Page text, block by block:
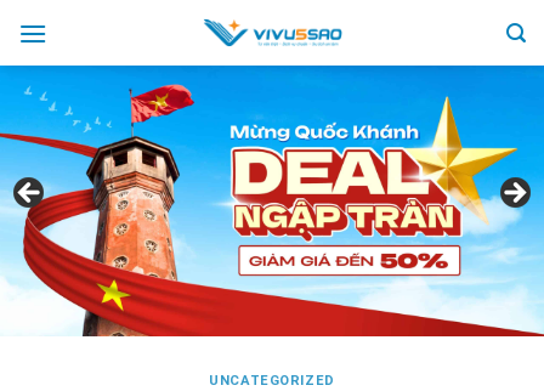
content
UNCATEGORIZED